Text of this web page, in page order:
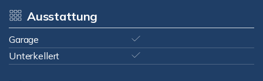
Ausstattung
Garage
Unterkellert